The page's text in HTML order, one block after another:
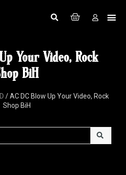
Your Video, Rock
BiH
/ AC DC Blow Up Your Video, Rock
Shop BiH